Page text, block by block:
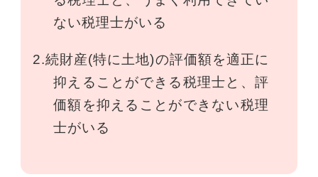
ない税理士がいる
2.続財産(特に土地)の評価額を適正に
抑えることができる税理士と、評
価額を抑えることができない税理
士がいる